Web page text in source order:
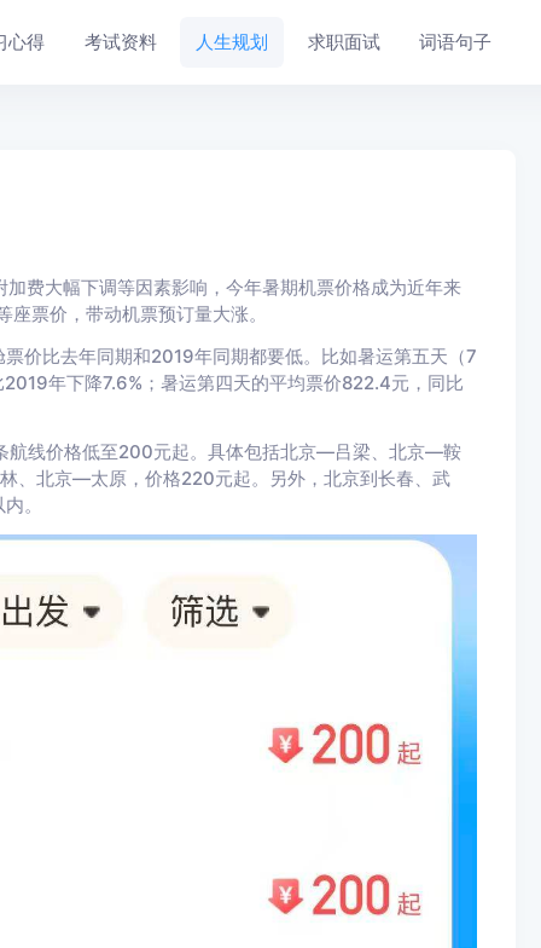
心得 考试资料 人生规划 求职面试 词语句子
费大幅下调等因素影响，今年暑期机票价格成为近年来
票价，带动机票预订量大涨。
价比去年同期和2019年同期都要低。比如暑运第五天（7
年下降7.6%；暑运第四天的平均票价822.4元，同比
航线价格低至200元起。具体包括北京—吕梁、北京—鞍
北京—太原，价格220元起。另外，北京到长春、武
。